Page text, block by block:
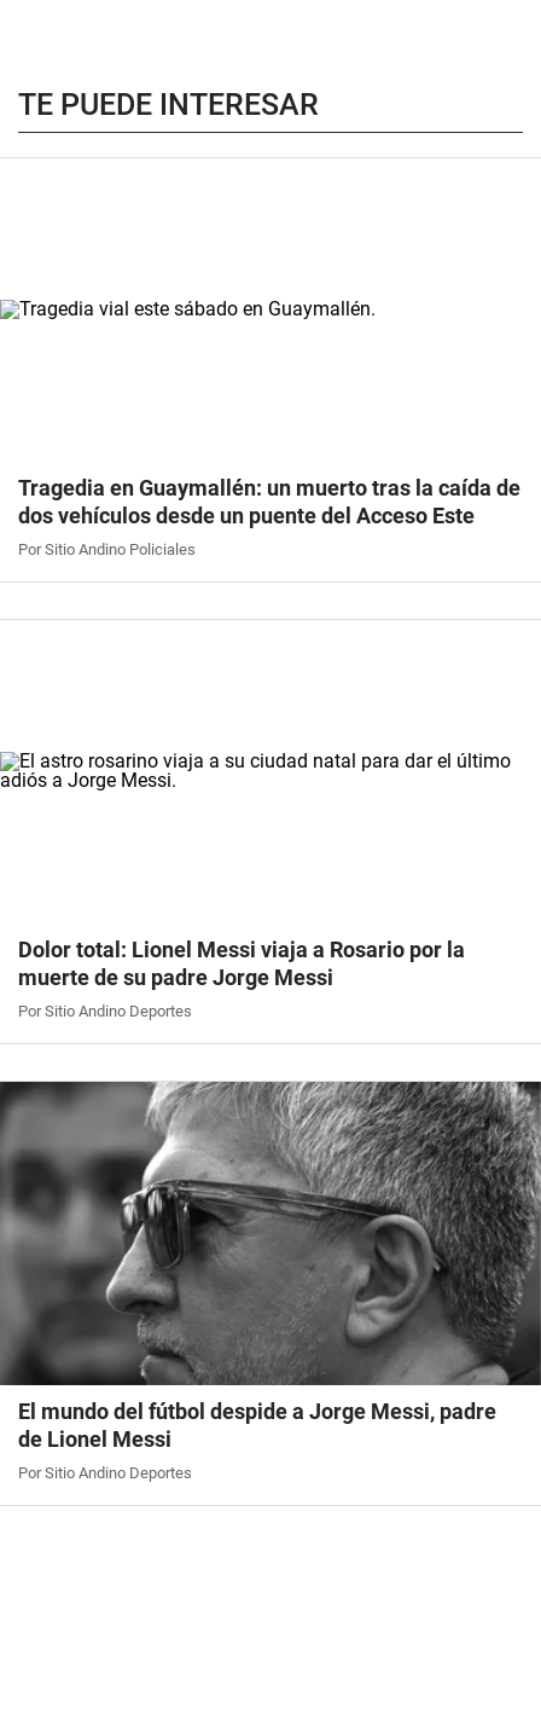
TE PUEDE INTERESAR
Tragedia en Guaymallén: un muerto tras la caída de
dos vehículos desde un puente del Acceso Este
Por Sitio Andino Policiales
Dolor total: Lionel Messi viaja a Rosario por la
muerte de su padre Jorge Messi
Por Sitio Andino Deportes
El mundo del fútbol despide a Jorge Messi, padre
de Lionel Messi
Por Sitio Andino Deportes